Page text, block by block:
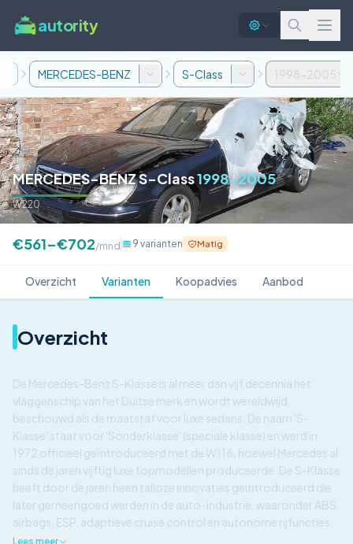
autority
MERCEDES-BENZ S-Class 1998-2005
MERCEDES-BENZ S-Class1998-2005
W220
€561–€702/mnd 9 varianten Matig
Overzicht Varianten Koopadvies Aanbod
Overzicht
De Mercedes-Benz S-Klasse is al meer dan vijf decennia het
vlaggenschip van het Duitse merk en wordt wereldwijd
beschouwd als de maatstaf voor luxe sedans. De naam 'S-
Klasse' staat voor 'Sonderklasse' (speciale klasse) en werd in
1972 officieel geïntroduceerd met de W116, hoewel Mercedes al
sinds de jaren vijftig luxe topmodellen produceerde. De S-Klasse
heeft door de jaren heen talloze innovaties geïntroduceerd die
later gemeengoed werden in de auto-industrie, waaronder ABS,
airbags, ESP, adaptieve cruise control en autonome rijfuncties.
Lees meer